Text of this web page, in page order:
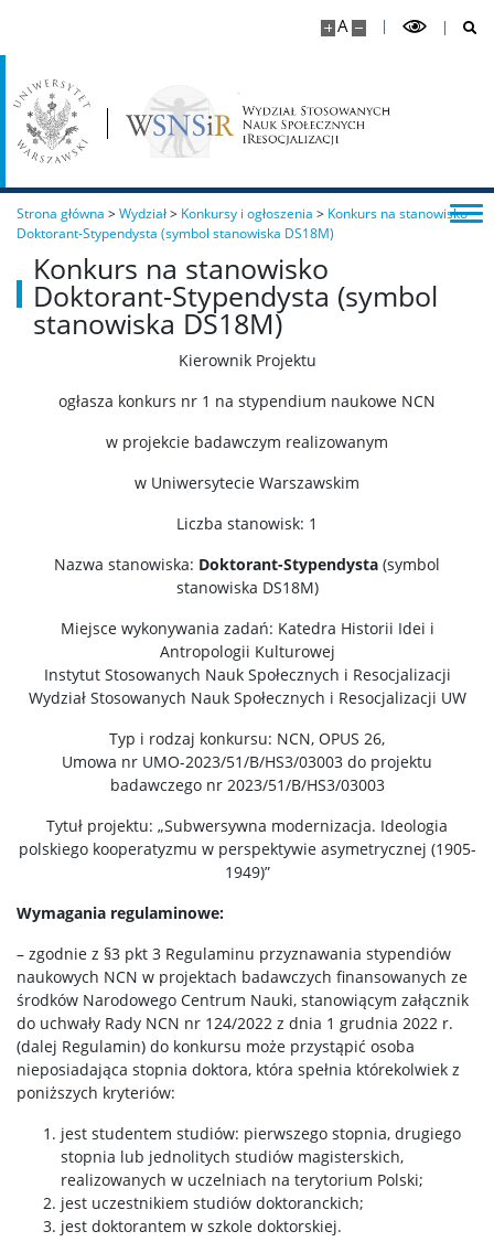
A
Strona główna >Wydział> Konkursy i ogłoszenia > Konkurs na stanowisko
Doktorant-Stypendysta (symbol stanowiska DS18M)
Konkurs na stanowisko
Doktorant-Stypendysta (symbol
stanowiska DS18M)
Kierownik Projektu
ogłasza konkurs nr 1 na stypendium naukowe NCN
w projekcie badawczym realizowanym
w Uniwersytecie Warszawskim
Liczba stanowisk: 1
Nazwa stanowiska: Doktorant-Stypendysta (symbol
stanowiska DS18M)
Miejsce wykonywania zadań: Katedra Historii Idei i
Antropologii Kulturowej
Instytut Stosowanych Nauk Społecznych i Resocjalizacji
Wydział Stosowanych Nauk Społecznych i Resocjalizacji UW
Typ i rodzaj konkursu: NCN, OPUS 26,
Umowa nr UMO-2023/51/B/HS3/03003 do projektu
badawczego nr 2023/51/B/HS3/03003
Tytuł projektu: „Subwersywna modernizacja. Ideologia
polskiego kooperatyzmu w perspektywie asymetrycznej (1905-
1949)”
Wymagania regulaminowe:
– zgodnie z §3 pkt 3 Regulaminu przyznawania stypendiów
naukowych NCN w projektach badawczych finansowanych ze
środków Narodowego Centrum Nauki, stanowiącym załącznik
do uchwały Rady NCN nr 124/2022 z dnia 1 grudnia 2022 r.
(dalej Regulamin) do konkursu może przystąpić osoba
nieposiadająca stopnia doktora, która spełnia którekolwiek z
poniższych kryteriów:
jest studentem studiów: pierwszego stopnia, drugiego
stopnia lub jednolitych studiów magisterskich,
realizowanych w uczelniach na terytorium Polski;
jest uczestnikiem studiów doktoranckich;
jest doktorantem w szkole doktorskiej.